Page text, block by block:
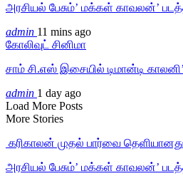
அரசியல் பேசும்’ மக்கள் காவலன்’
admin 11 mins ago
கோலிவுட் சினிமா
சாம் சி.எஸ் இசையில் டிமான்டி
admin 1 day ago
Load More Posts
More Stories
‎ கரிகாலன் முதல் பார்வை தெளியானது
அரசியல் பேசும்’ மக்கள் காவலன்’